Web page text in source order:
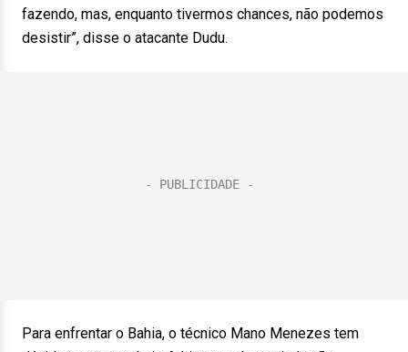
fazendo, mas, enquanto tivermos chances, não podemos
desistir”, disse o atacante Dudu.
Para enfrentar o Bahia, o técnico Mano Menezes tem